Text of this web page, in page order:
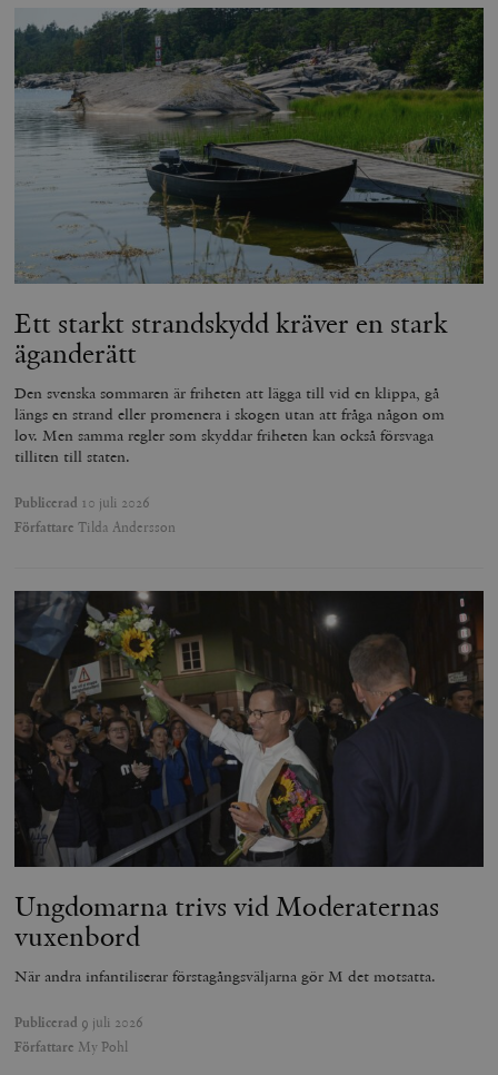
Ett starkt strandskydd kräver en stark
äganderätt
Den svenska sommaren är friheten att lägga till vid en klippa, gå
längs en strand eller promenera i skogen utan att fråga någon om
lov. Men samma regler som skyddar friheten kan också försvaga
tilliten till staten.
Publicerad 10 juli 2026
Författare Tilda Andersson
Ungdomarna trivs vid Moderaternas
vuxenbord
När andra infantiliserar förstagångsväljarna gör M det motsatta.
Publicerad 9 juli 2026
Författare My Pohl